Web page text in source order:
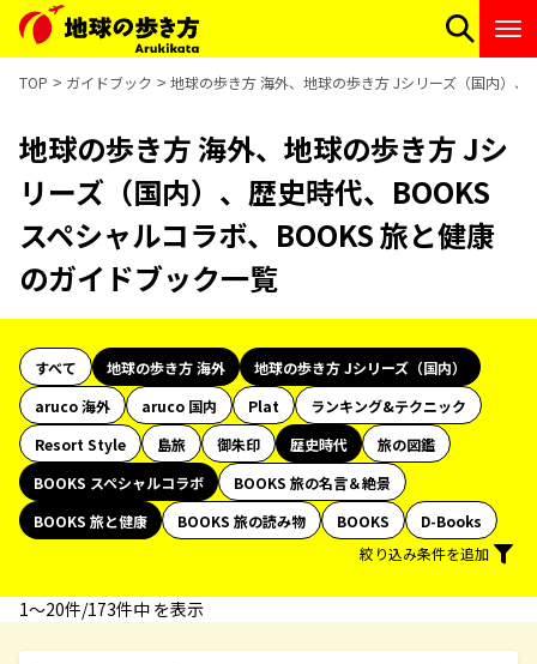
TOP ガイドブック 地球の歩き方 海外、地球の歩き方 Jシリーズ（国内）
地球の歩き方 海外、地球の歩き方 Jシ
リーズ（国内）、歴史時代、BOOKS
スペシャルコラボ、BOOKS 旅と健康
のガイドブック一覧
すべて 地球の歩き方 海外
地球の歩き方 Jシリーズ（国内）
aruco 海外
aruco 国内 Plat
ランキング&テクニック
Resort Style
島旅 御朱印 歴史時代
旅の図鑑
BOOKS スペシャルコラボ
BOOKS 旅の名言＆絶景
BOOKS 旅と健康
BOOKS 旅の読み物 BOOKS
D-Books
絞り込み条件を追加
1〜20件/173件中 を表示